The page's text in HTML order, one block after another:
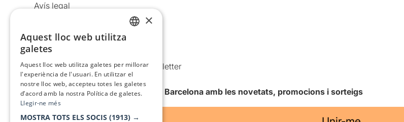
Avís legal
Política de cookies
Condicions d’ús
Comunicacions comercials i Newsletter
Anuncia’t
Vull rebre la newsletter de Teatre Barcelona amb les novetats, promocions i sorteigs
×
Aquest lloc web utilitza
galetes
Aquest lloc web utilitza galetes per millorar
l'experiència de l'usuari. En utilitzar el
nostre lloc web, accepteu totes les galetes
d’acord amb la nostra Política de galetes.
Llegir-ne més
MOSTRA TOTS ELS SOCIS (1913) →